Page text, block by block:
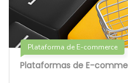
Plataforma de E-commerce
Plataformas de E-